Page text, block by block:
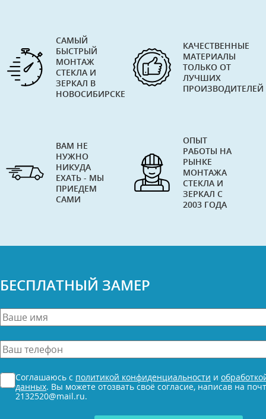
САМЫЙ
БЫСТРЫЙ
МОНТАЖ
СТЕКЛА И
ЗЕРКАЛ В
НОВОСИБИРСКЕ
КАЧЕСТВЕННЫЕ
МАТЕРИАЛЫ
ТОЛЬКО ОТ
ЛУЧШИХ
ПРОИЗВОДИТЕЛЕЙ
ВАМ НЕ
НУЖНО
НИКУДА
ЕХАТЬ - МЫ
ПРИЕДЕМ
САМИ
ОПЫТ
РАБОТЫ НА
РЫНКЕ
МОНТАЖА
СТЕКЛА И
ЗЕРКАЛ С
2003 ГОДА
БЕСПЛАТНЫЙ ЗАМЕР
Ваше
имя
*Ваш
телефон
*
Согласие
*
Соглашаюсь с политикой конфиденциальности и
данных. Вы можете отозвать своё согласие, написав на
2132520@mail.ru.